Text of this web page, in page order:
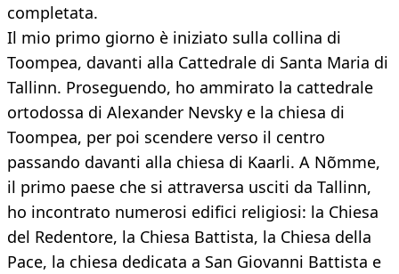
completata.
Il mio primo giorno è iniziato sulla collina di
Toompea, davanti alla Cattedrale di Santa Maria di
Tallinn. Proseguendo, ho ammirato la cattedrale
ortodossa di Alexander Nevsky e la chiesa di
Toompea, per poi scendere verso il centro
passando davanti alla chiesa di Kaarli. A Nõmme,
il primo paese che si attraversa usciti da Tallinn,
ho incontrato numerosi edifici religiosi: la Chiesa
del Redentore, la Chiesa Battista, la Chiesa della
Pace, la chiesa dedicata a San Giovanni Battista e